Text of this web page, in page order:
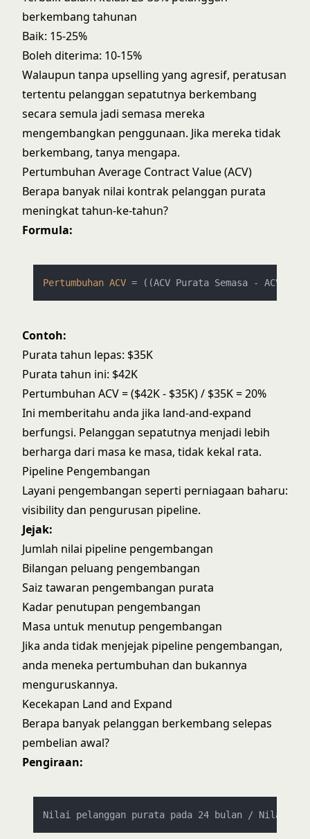
berkembang tahunan
Baik: 15-25%
Boleh diterima: 10-15%
Walaupun tanpa upselling yang agresif, peratusan
tertentu pelanggan sepatutnya berkembang
secara semula jadi semasa mereka
mengembangkan penggunaan. Jika mereka tidak
berkembang, tanya mengapa.
Pertumbuhan Average Contract Value (ACV)
Berapa banyak nilai kontrak pelanggan purata
meningkat tahun-ke-tahun?
Formula:
Pertumbuhan ACV = ((ACV Purata Semasa - ACV
Contoh:
Purata tahun lepas: $35K
Purata tahun ini: $42K
Pertumbuhan ACV = ($42K - $35K) / $35K = 20%
Ini memberitahu anda jika land-and-expand
berfungsi. Pelanggan sepatutnya menjadi lebih
berharga dari masa ke masa, tidak kekal rata.
Pipeline Pengembangan
Layani pengembangan seperti perniagaan baharu:
visibility dan pengurusan pipeline.
Jejak:
Jumlah nilai pipeline pengembangan
Bilangan peluang pengembangan
Saiz tawaran pengembangan purata
Kadar penutupan pengembangan
Masa untuk menutup pengembangan
Jika anda tidak menjejak pipeline pengembangan,
anda meneka pertumbuhan dan bukannya
menguruskannya.
Kecekapan Land and Expand
Berapa banyak pelanggan berkembang selepas
pembelian awal?
Pengiraan: